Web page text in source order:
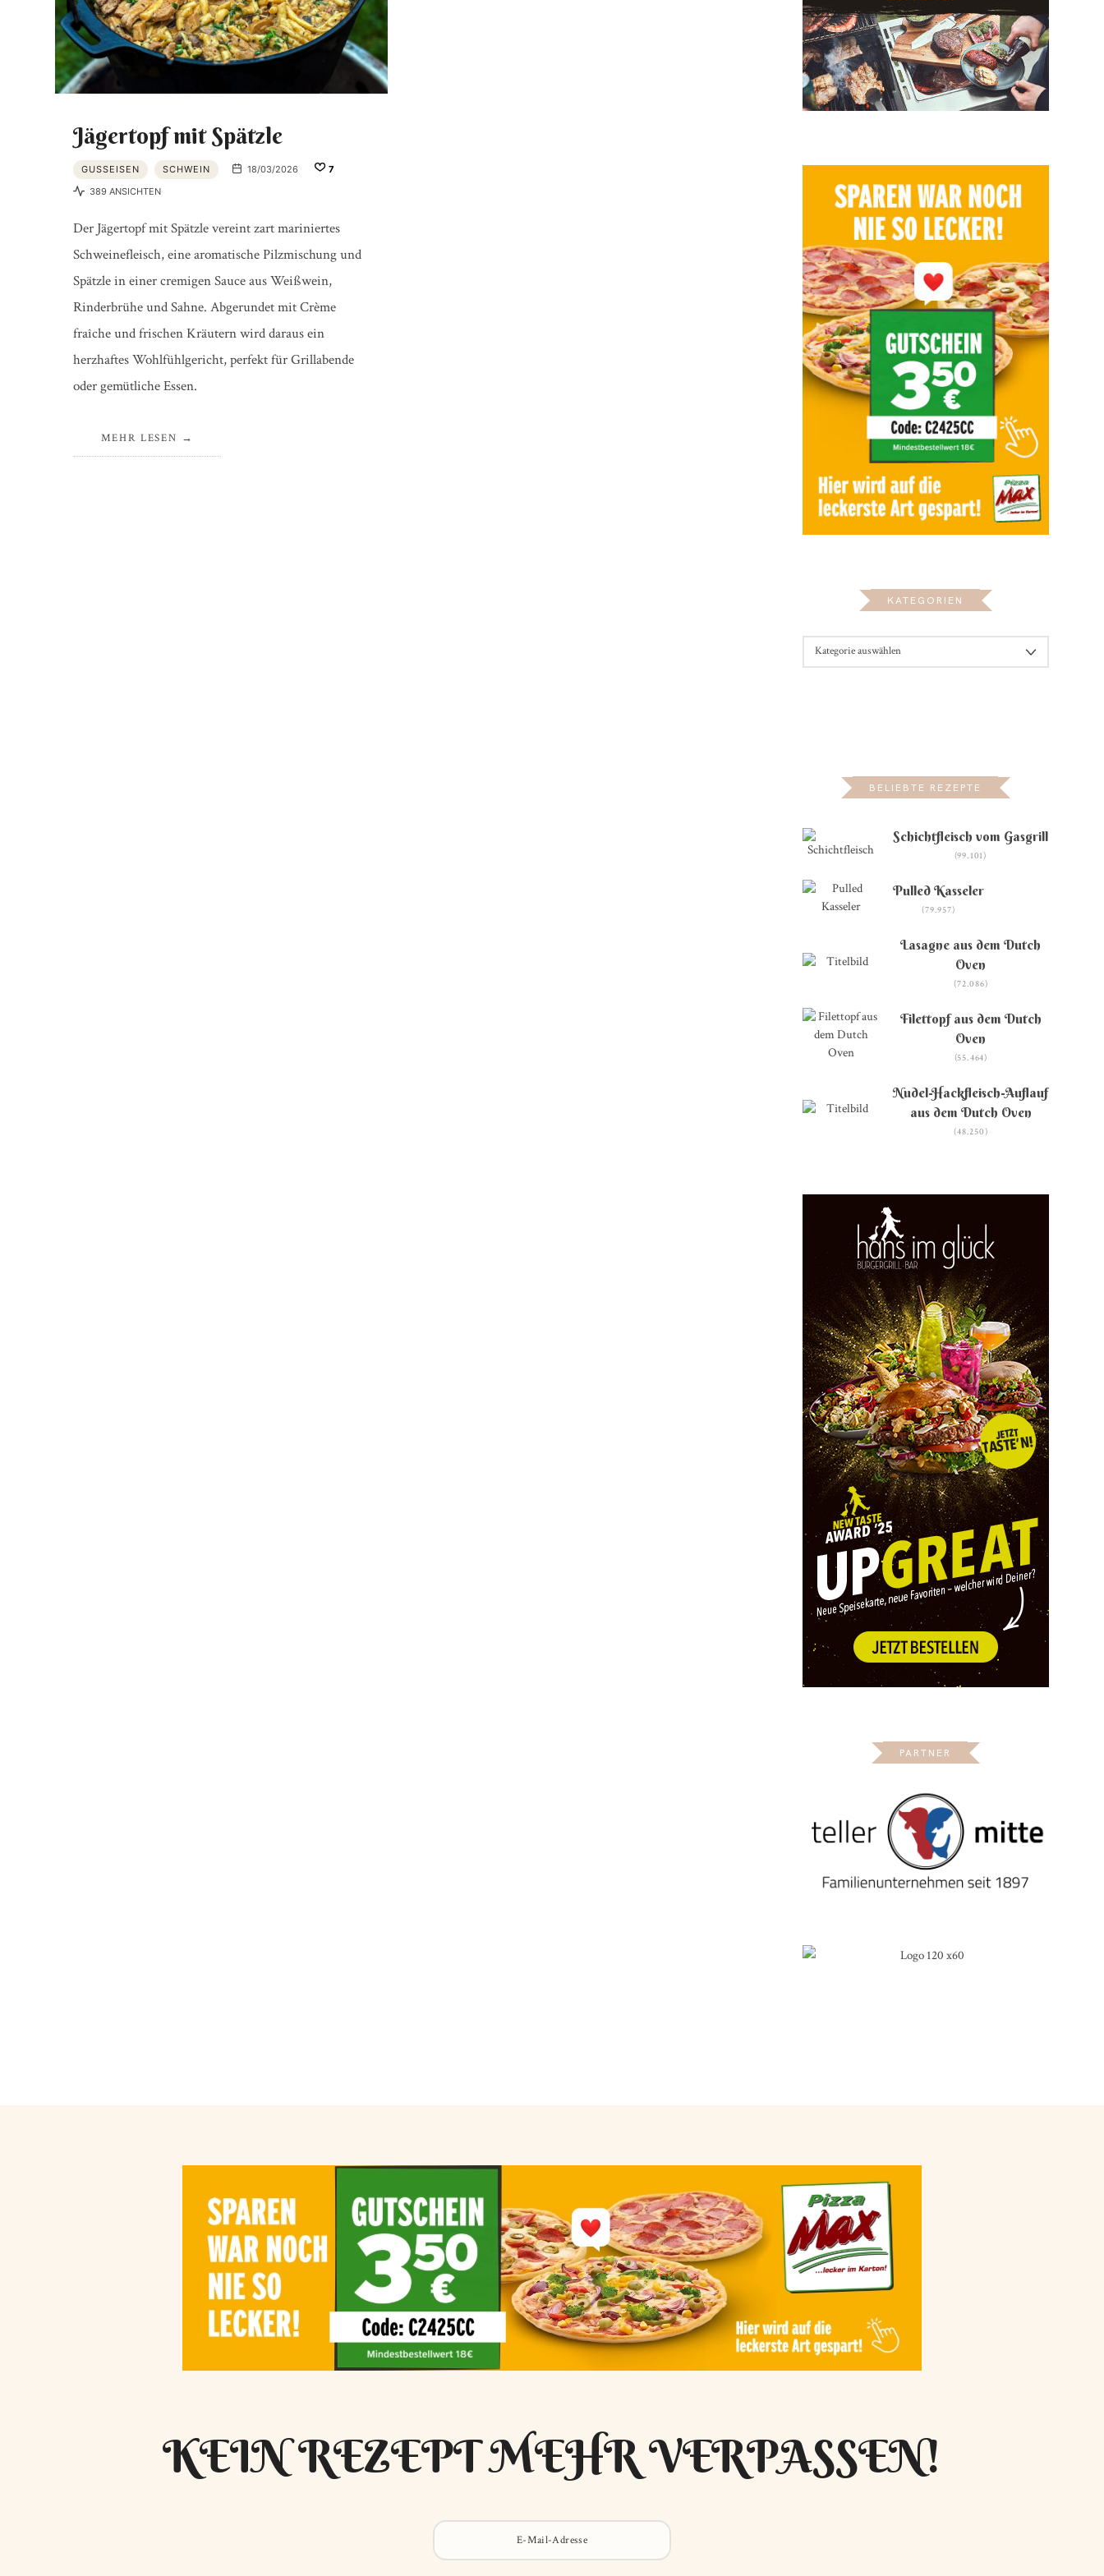
Jägertopf mit Spätzle
GUSSEISEN SCHWEIN 18/03/2026
7
389 ANSICHTEN
Der Jägertopf mit Spätzle vereint zart mariniertes
Schweinefleisch, eine aromatische Pilzmischung und
Spätzle in einer cremigen Sauce aus Weißwein,
Rinderbrühe und Sahne. Abgerundet mit Crème
fraîche und frischen Kräutern wird daraus ein
herzhaftes Wohlfühlgericht, perfekt für Grillabende
oder gemütliche Essen.
MEHR LESEN
KATEGORIEN
BELIEBTE REZEPTE
Schichtfleisch vom Gasgrill
(99.101)
Pulled Kasseler
(79.957)
Lasagne aus dem Dutch
Oven
(72.086)
Filettopf aus dem Dutch
Oven
(55.464)
Nudel-Hackfleisch-Auflauf
aus dem Dutch Oven
(48.250)
PARTNER
KEIN REZEPT MEHR VERPASSEN!